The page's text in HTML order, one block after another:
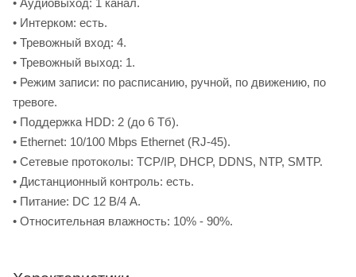
• Аудиовыход: 1 канал.
• Интерком: есть.
• Тревожный вход: 4.
• Тревожный выход: 1.
• Режим записи: по расписанию, ручной, по движению, по
тревоге.
• Поддержка HDD: 2 (до 6 Тб).
• Ethernet: 10/100 Mbps Ethernet (RJ-45).
• Сетевые протоколы: TCP/IP, DHCP, DDNS, NTP, SMTP.
• Дистанционный контроль: есть.
• Питание: DC 12 В/4 А.
• Относительная влажность: 10% - 90%.